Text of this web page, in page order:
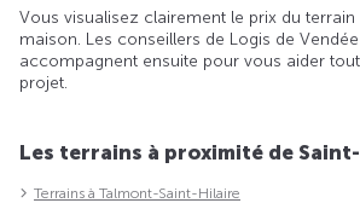
Vous visualisez clairement le prix du terrain
maison. Les conseillers de Logis de
accompagnent ensuite pour vous aider
projet.
Les terrains à proximité de
Terrains à Talmont-Saint-Hilaire